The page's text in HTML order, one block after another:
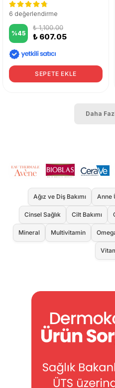
6 değerlendirme
%45
₺ 1,100.00
₺ 607.05
SEPETE EKLE
Daha
Ağız ve Diş Bakımı Anne
Cinsel Sağlık Cilt Bakımı
Mineral Multivitamin